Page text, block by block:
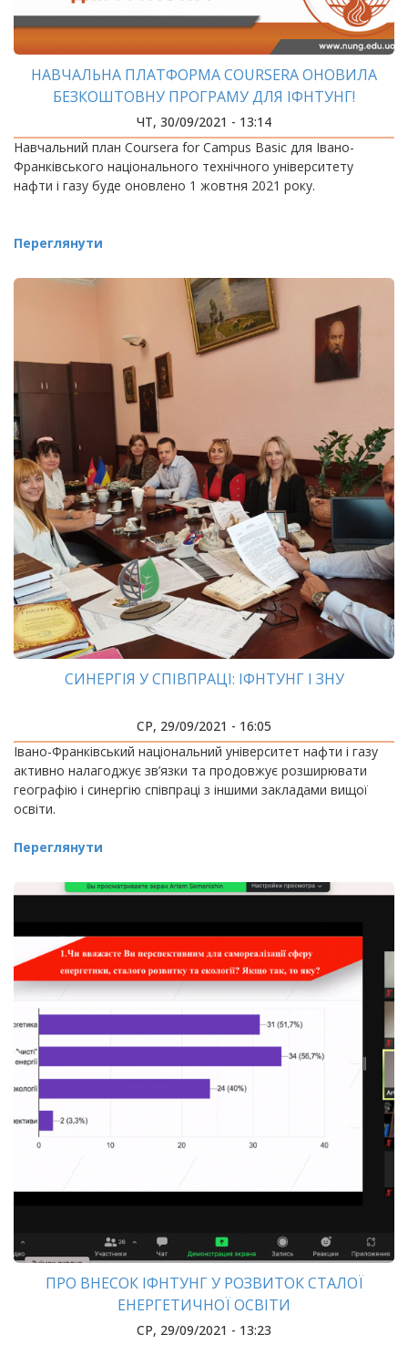
НАВЧАЛЬНА ПЛАТФОРМА COURSERA ОНОВИЛА
БЕЗКОШТОВНУ ПРОГРАМУ ДЛЯ ІФНТУНГ!
ЧТ, 30/09/2021 - 13:14
Навчальний план Coursera for Campus Basic для Івано-
Франківського національного технічного університету
нафти і газу буде оновлено 1 жовтня 2021 року.
Переглянути
СИНЕРГІЯ У СПІВПРАЦІ: ІФНТУНГ І ЗНУ
СР, 29/09/2021 - 16:05
Івано-Франківський національний університет нафти і газу
активно налагоджує зв’язки та продовжує розширювати
географію і синергію співпраці з іншими закладами вищої
освіти.
Переглянути
ПРО ВНЕСОК ІФНТУНГ У РОЗВИТОК СТАЛОЇ
ЕНЕРГЕТИЧНОЇ ОСВІТИ
СР, 29/09/2021 - 13:23